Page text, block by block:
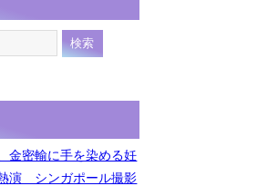
金密輸に手を染める妊
演 シンガポール撮影